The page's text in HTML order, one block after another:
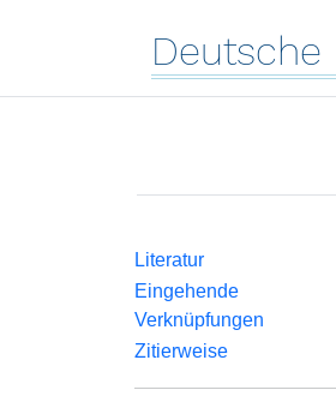
Deutsche
Literatur
Eingehende
Verknüpfungen
Zitierweise